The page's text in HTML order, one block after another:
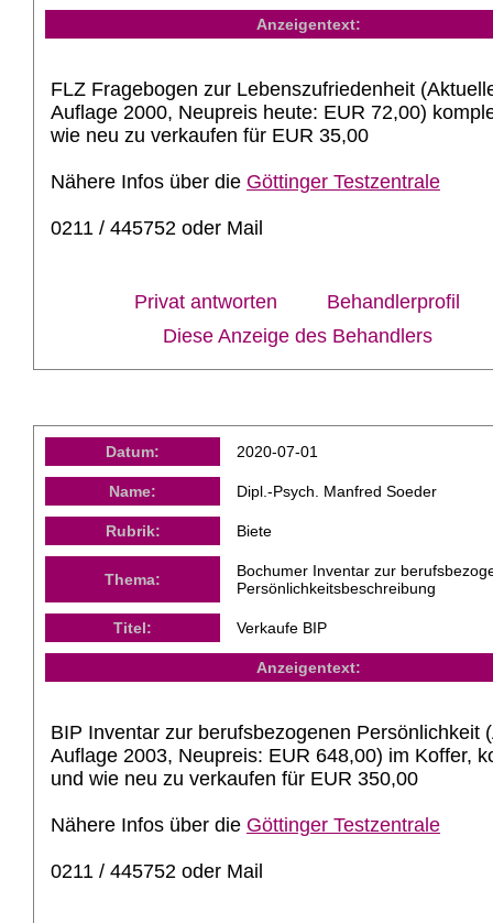
Anzeigentext:
FLZ Fragebogen zur Lebenszufriedenheit
Auflage 2000, Neupreis heute: EUR 72,00)
wie neu zu verkaufen für EUR 35,00
Nähere Infos über die Göttinger Testzentrale
0211 / 445752 oder Mail
Privat antworten
Behandlerprofil
Diese Anzeige des Behandlers
Datum: 2020-07-01
Name: Dipl.-Psych. Manfred Soeder
Rubrik: Biete
Thema:
Bochumer Inventar zur
Persönlichkeitsbeschreibung
Titel: Verkaufe BIP
Anzeigentext:
BIP Inventar zur berufsbezogenen Persönlichkeit
Auflage 2003, Neupreis: EUR 648,00) im Koffer,
und wie neu zu verkaufen für EUR 350,00
Nähere Infos über die Göttinger Testzentrale
0211 / 445752 oder Mail